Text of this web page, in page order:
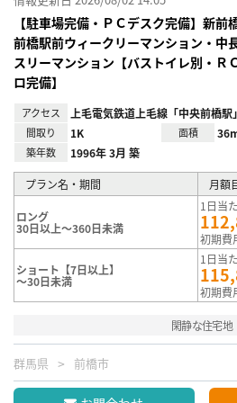
【駐車場完備・ＰＣデスク完備】新
前橋駅前ウィークリーマンション・中
スリーマンション【バストイレ別・Ｒ
ロ完備】
アクセス 上毛電気鉄道上毛線「中央前橋駅」
間取り 1K 面積
築年数 1996年 3月 築
プラン名・期間 月額
ロング
30日以上～360日未満
1日当
初期費
ショート【7日以上】
～30日未満
1日当
初期費
閑静な住宅地
群馬県 前橋市